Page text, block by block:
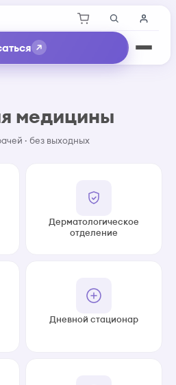
медицины
· без выходных
Дерматологическое
отделение
Дневной стационар